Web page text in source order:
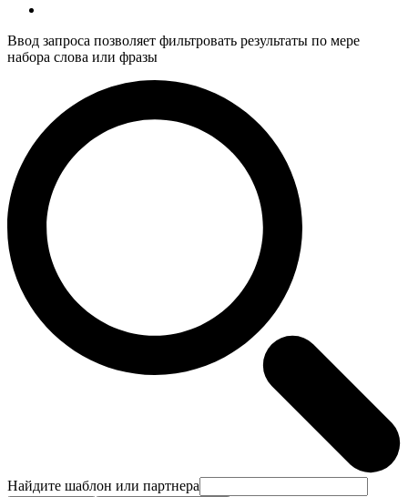
Ввод запроса позволяет фильтровать результаты по мере
набора слова или фразы
Найдите шаблон или партнера